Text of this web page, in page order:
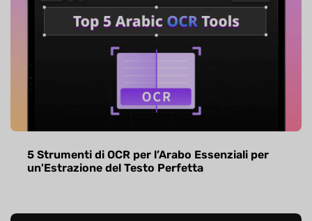
5 Strumenti di OCR per l’Arabo Essenziali per
un'Estrazione del Testo Perfetta